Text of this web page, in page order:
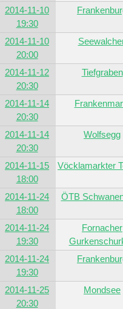
2014-11-10
19:30
2014-11-10
20:00
2014-11-12
20:30
Tiefgraben
2014-11-14
20:30
2014-11-14
20:30
Wolfsegg
2014-11-15
18:00
Vöcklamarkter
2014-11-24
18:00
ÖTB
2014-11-24
19:30
Fornacher
2014-11-24
19:30
2014-11-25
20:30
Mondsee